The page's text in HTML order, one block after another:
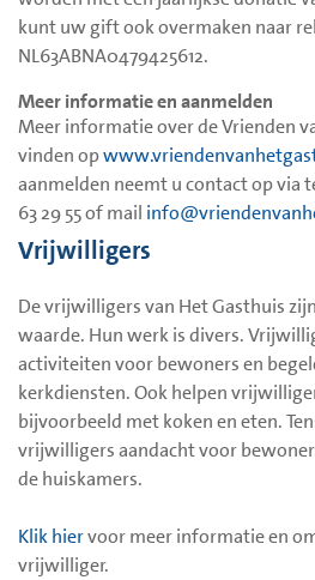
kunt uw gift ook overmaken naar
NL63ABNA0479425612.
Meer informatie en aanmelden
Meer informatie over de Vrienden
vinden op
aanmelden neemt u contact op via
63 29 55 of mail
Vrijwilligers
De vrijwilligers van Het Gasthuis
waarde. Hun werk is divers.
activiteiten voor bewoners en
kerkdiensten. Ook helpen
bijvoorbeeld met koken en eten.
vrijwilligers aandacht voor
de huiskamers.
Klik hiervoor meer informatie en
vrijwilliger.